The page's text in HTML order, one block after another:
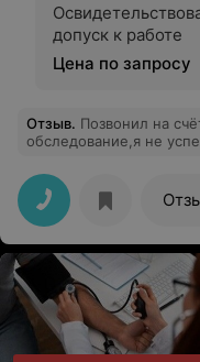
допуск к работе
Цена по запросу
Отзыв. Позвонил на
обследование,я не
,мне начинают
что то прочитать и так
обращаться с людьми...